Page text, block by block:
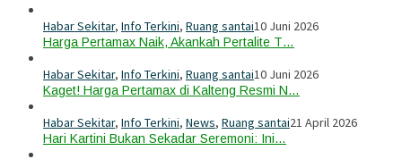
Habar Sekitar, Info Terkini, Ruang santai10 Juni 2026
Harga Pertamax Naik, Akankah Pertalite T…
Habar Sekitar, Info Terkini, Ruang santai10 Juni 2026
Kaget! Harga Pertamax di Kalteng Resmi N…
Habar Sekitar, Info Terkini, News, Ruang santai21 April 2026
Hari Kartini Bukan Sekadar Seremoni: Ini…